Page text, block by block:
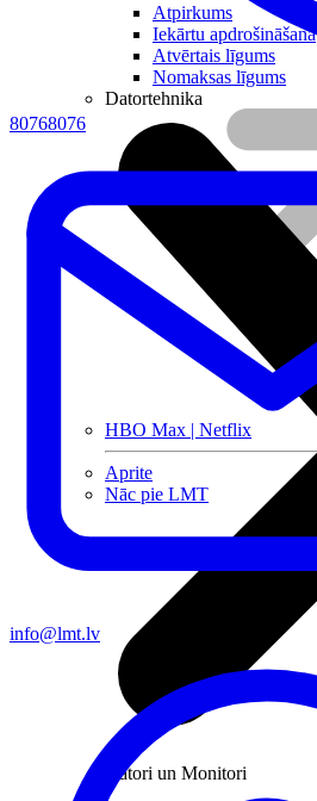
HBO Max | Netflix
Aprite
Nāc pie LMT
Atpirkums
Iekārtu apdrošināšana
Atvērtais līgums
Nomaksas līgums
Datortehnika
Datori un Monitori
80768076
info@lmt.lv